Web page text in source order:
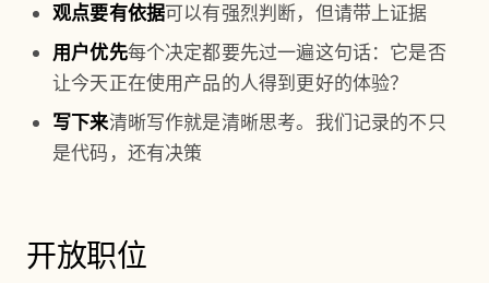
观点要有依据可以有强烈判断，但请带上证据
用户优先每个决定都要先过一遍这句话：它是否
让今天正在使用产品的人得到更好的体验？
写下来清晰写作就是清晰思考。我们记录的不只
是代码，还有决策
开放职位